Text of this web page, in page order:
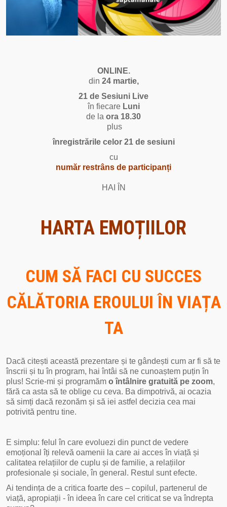
ONLINE.
din 24 martie,
21 de Sesiuni Live
în fiecare Luni
de la ora 18.30
plus
înregistrările celor 21 de sesiuni
cu
număr restrâns de participanți
HAI ÎN
HARTA EMOȚIILOR
CUM SĂ FACI CU SUCCES
CĂLĂTORIA EROULUI ÎN VIAȚA
TA
Dacă citești această prezentare și te gândești cum ar fi să te
înscrii și tu în program, hai întâi să ne cunoaștem puțin în
plus! Scrie-mi și programămo întâlnire gratuită pe zoom,
fără ca asta să te oblige cu ceva. Ba dimpotrivă, ai ocazia
să simți dacă rezonăm și să iei astfel decizia cea mai
potrivită pentru tine.
E simplu: felul în care evoluezi din punct de vedere
emoțional îți relevă oamenii la care ai acces în viață și
calitatea relațiilor de cuplu și de familie, a relațiilor
profesionale și sociale, în general. Restul sunt efecte.
Ai tendința de a critica foarte des – copilul, partenerul de
viață, apropiații - în ideea în care cel criticat se va îndrepta